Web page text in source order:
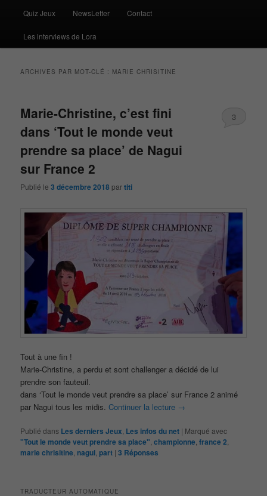
Quiz Jeux NewsLetter Contact
Les interviews de Lora
ARCHIVES PAR MOT-CLÉ : MARIE CHRISITINE
Marie-Christine, c’est fini
dans ‘Tout le monde veut
prendre sa place’ de Nagui
sur France 2
Publié le3 décembre 2018 partiti
3
Tout à une fin !
Marie-Christine, a perdu et sont challenger a décidé de lui
prendre son fauteuil.
dans ‘Tout le monde veut prendre sa place’ sur France 2 animé
par Nagui tous les midis.Continuer la lecture →
Publié dans Les derniers Jeux Les infos du net | Marqué avec
"Tout le monde veut prendre sa place" ,championne ,france 2
marie chrisitine nagui ,part |3 Réponses
TRADUCTEUR AUTOMATIQUE